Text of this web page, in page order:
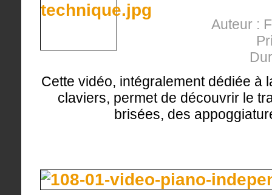
Auteur :
Cette vidéo, intégralement dédiée à
claviers, permet de découvrir le
brisées, des